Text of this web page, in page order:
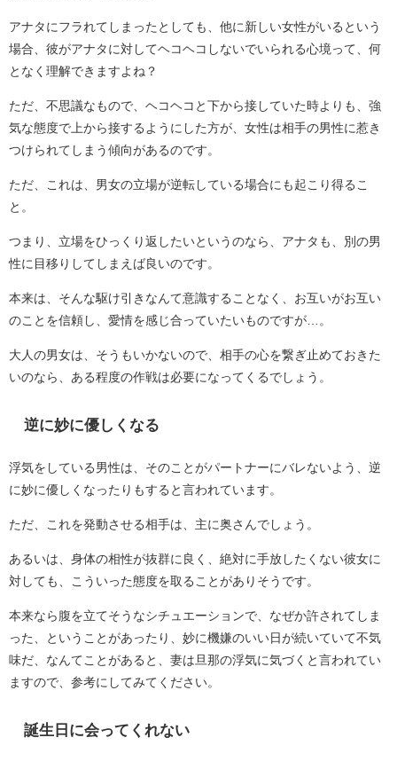
アナタにフラれてしまったとしても、他に新しい女性がいるという
場合、彼がアナタに対してヘコヘコしないでいられる心境って、何
となく理解できますよね？
ただ、不思議なもので、ヘコヘコと下から接していた時よりも、強
気な態度で上から接するようにした方が、女性は相手の男性に惹き
つけられてしまう傾向があるのです。
ただ、これは、男女の立場が逆転している場合にも起こり得るこ
と。
つまり、立場をひっくり返したいというのなら、アナタも、別の男
性に目移りしてしまえば良いのです。
本来は、そんな駆け引きなんて意識することなく、お互いがお互い
のことを信頼し、愛情を感じ合っていたいものですが…。
大人の男女は、そうもいかないので、相手の心を繋ぎ止めておきた
いのなら、ある程度の作戦は必要になってくるでしょう。
逆に妙に優しくなる
浮気をしている男性は、そのことがパートナーにバレないよう、逆
に妙に優しくなったりもすると言われています。
ただ、これを発動させる相手は、主に奥さんでしょう。
あるいは、身体の相性が抜群に良く、絶対に手放したくない彼女に
対しても、こういった態度を取ることがありそうです。
本来なら腹を立てそうなシチュエーションで、なぜか許されてしま
った、ということがあったり、妙に機嫌のいい日が続いていて不気
味だ、なんてことがあると、妻は旦那の浮気に気づくと言われてい
ますので、参考にしてみてください。
誕生日に会ってくれない